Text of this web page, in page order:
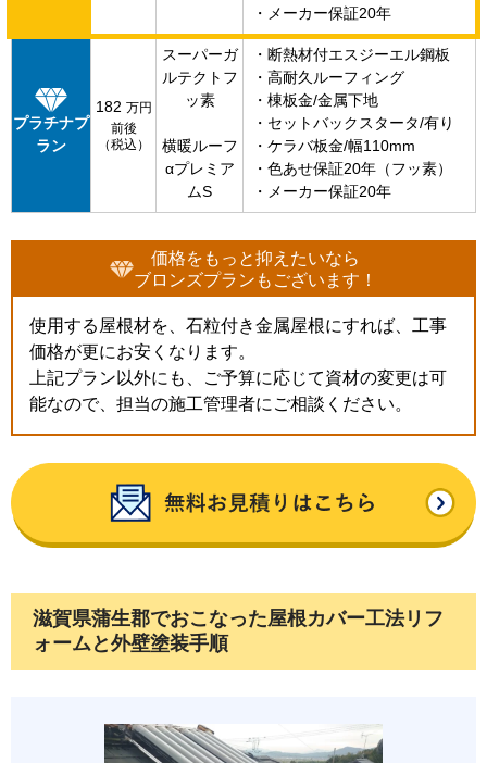
・メーカー保証20年
プラチナプ
ラン
182 万円
前後
（税込）
スーパーガ
ルテクトフ
ッ素
横暖ルーフ
αプレミア
ムS
・断熱材付エスジーエル鋼板
・高耐久ルーフィング
・棟板金/金属下地
・セットバックスタータ/有り
・ケラバ板金/幅110mm
・色あせ保証20年（フッ素）
・メーカー保証20年
価格をもっと抑えたいなら
ブロンズプランもございます！
使用する屋根材を、石粒付き金属屋根にすれば、工事
価格が更にお安くなります。
上記プラン以外にも、ご予算に応じて資材の変更は可
能なので、担当の施工管理者にご相談ください。
滋賀県蒲生郡でおこなった屋根カバー工法リフ
ォームと外壁塗装手順